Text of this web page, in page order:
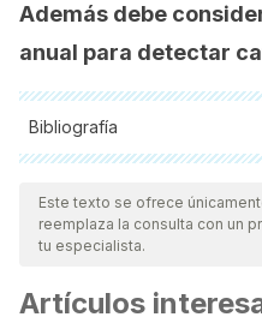
Además debe
anual para detectar
Bibliografía
Todas las fuentes citadas
nuestro equipo, para
vigencia y validez.La
científica.
Este texto se ofrece
reemplaza la consulta con un
tu especialista.
Artículos